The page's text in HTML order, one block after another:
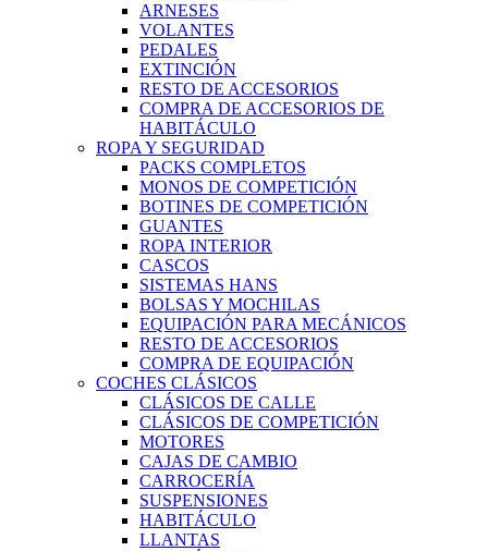
ARNESES
VOLANTES
PEDALES
EXTINCIÓN
RESTO DE ACCESORIOS
COMPRA DE ACCESORIOS DE
HABITÁCULO
ROPA Y SEGURIDAD
PACKS COMPLETOS
MONOS DE COMPETICIÓN
BOTINES DE COMPETICIÓN
GUANTES
ROPA INTERIOR
CASCOS
SISTEMAS HANS
BOLSAS Y MOCHILAS
EQUIPACIÓN PARA MECÁNICOS
RESTO DE ACCESORIOS
COMPRA DE EQUIPACIÓN
COCHES CLÁSICOS
CLÁSICOS DE CALLE
CLÁSICOS DE COMPETICIÓN
MOTORES
CAJAS DE CAMBIO
CARROCERÍA
SUSPENSIONES
HABITÁCULO
LLANTAS